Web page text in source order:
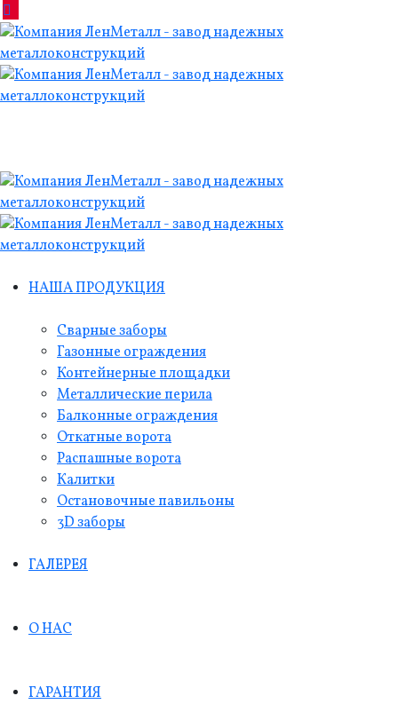
НАША ПРОДУКЦИЯ
Сварные заборы
Газонные ограждения
Контейнерные площадки
Металлические перила
Балконные ограждения
Откатные ворота
Распашные ворота
Калитки
Остановочные павильоны
3D заборы
ГАЛЕРЕЯ
О НАС
ГАРАНТИЯ